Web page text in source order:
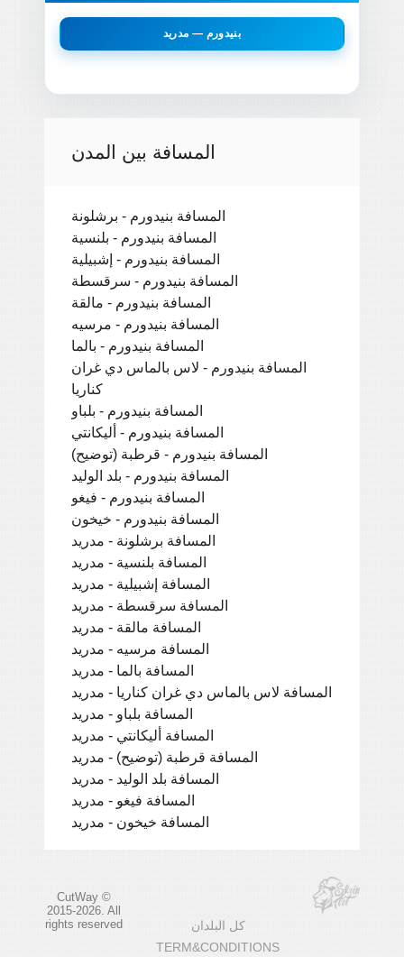
بنيدورم — مدريد
المسافة بين المدن
المسافة بنيدورم - برشلونة
المسافة بنيدورم - بلنسية
المسافة بنيدورم - إشبيلية
المسافة بنيدورم - سرقسطة
المسافة بنيدورم - مالقة
المسافة بنيدورم - مرسيه
المسافة بنيدورم - بالما
المسافة بنيدورم - لاس بالماس دي غران
كناريا
المسافة بنيدورم - بلباو
المسافة بنيدورم - أليكانتي
المسافة بنيدورم - قرطبة (توضيح)
المسافة بنيدورم - بلد الوليد
المسافة بنيدورم - فيغو
المسافة بنيدورم - خيخون
المسافة برشلونة - مدريد
المسافة بلنسية - مدريد
المسافة إشبيلية - مدريد
المسافة سرقسطة - مدريد
المسافة مالقة - مدريد
المسافة مرسيه - مدريد
المسافة بالما - مدريد
المسافة لاس بالماس دي غران كناريا - مدريد
المسافة بلباو - مدريد
المسافة أليكانتي - مدريد
المسافة قرطبة (توضيح) - مدريد
المسافة بلد الوليد - مدريد
المسافة فيغو - مدريد
المسافة خيخون - مدريد
CutWay ©
2015-2026. All
rights reserved
كل البلدان
TERM&CONDITIONS